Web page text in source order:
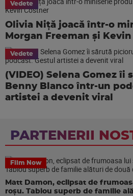
Vedete
Olivia Niță joacă într-o
Morgan Freeman și
Vedete
(VIDEO) Selena Gomez îi
Benny Blanco într-un
artistei a devenit viral
PARTENERII
Film Now
Matt Damon, eclipsat de
roșu. Tablou superb de familie